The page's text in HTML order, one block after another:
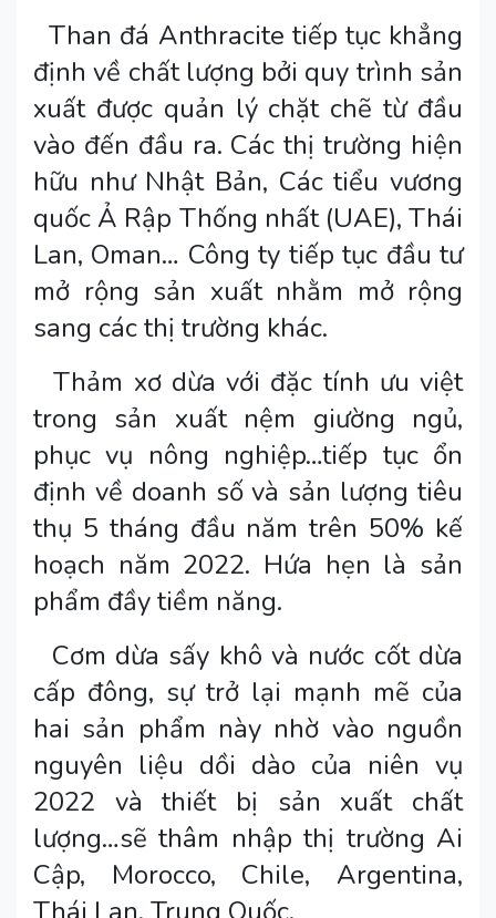
Than đá Anthracite tiếp tục khẳng
định về chất lượng bởi quy trình sản
xuất được quản lý chặt chẽ từ đầu
vào đến đầu ra. Các thị trường hiện
hữu như Nhật Bản, Các tiểu vương
quốc Ả Rập Thống nhất (UAE), Thái
Lan, Oman… Công ty tiếp tục đầu tư
mở rộng sản xuất nhằm mở rộng
sang các thị trường khác.
Thảm xơ dừa với đặc tính ưu việt
trong sản xuất nệm giường ngủ,
phục vụ nông nghiệp…tiếp tục ổn
định về doanh số và sản lượng tiêu
thụ 5 tháng đầu năm trên 50% kế
hoạch năm 2022. Hứa hẹn là sản
phẩm đầy tiềm năng.
Cơm dừa sấy khô và nước cốt dừa
cấp đông, sự trở lại mạnh mẽ của
hai sản phẩm này nhờ vào nguồn
nguyên liệu dồi dào của niên vụ
2022 và thiết bị sản xuất chất
lượng…sẽ thâm nhập thị trường Ai
Cập, Morocco, Chile, Argentina,